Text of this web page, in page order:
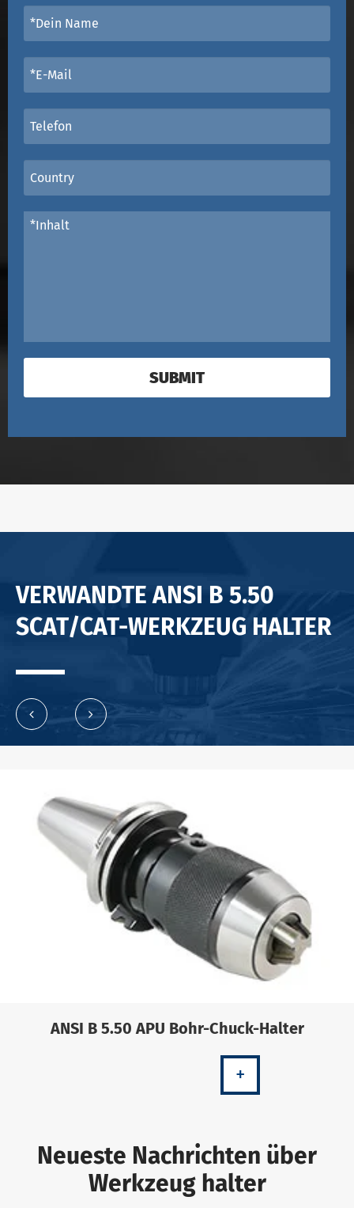
SUBMIT
VERWANDTE ANSI B 5.50
SCAT/CAT-WERKZEUG HALTER
ANSI B 5.50 APU Bohr-Chuck-Halter
+
Neueste Nachrichten über
Werkzeug halter